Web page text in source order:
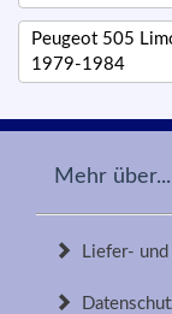
Peugeot 505
1979-1984
Mehr über...
Liefer- und